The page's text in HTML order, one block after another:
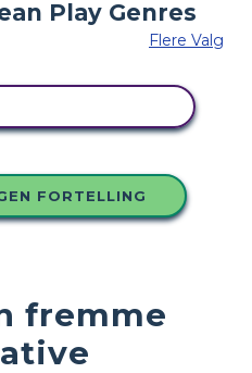
Flere Valg
FORTELLING
fremme